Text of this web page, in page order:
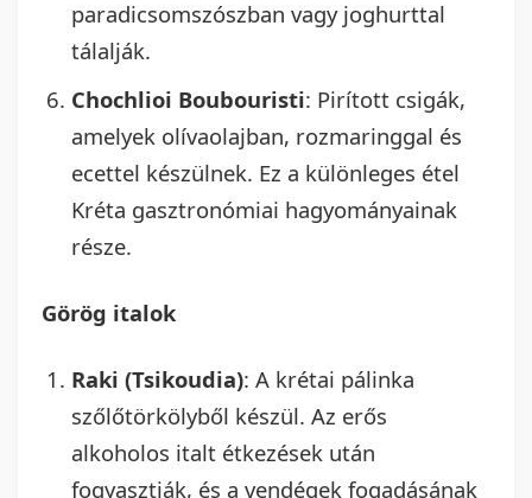
paradicsomszószban vagy joghurttal
tálalják.
Chochlioi Boubouristi: Pirított csigák,
amelyek olívaolajban, rozmaringgal és
ecettel készülnek. Ez a különleges étel
Kréta gasztronómiai hagyományainak
része.
Görög italok
Raki (Tsikoudia): A krétai pálinka
szőlőtörkölyből készül. Az erős
alkoholos italt étkezések után
fogyasztják, és a vendégek fogadásának